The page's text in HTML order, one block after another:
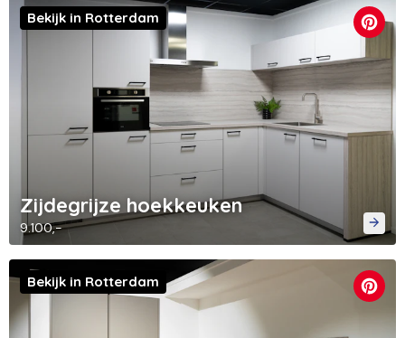
Zijdegrijze hoekkeuken
9.100,-
Bekijk in Rotterdam
Bekijk in Rotterdam